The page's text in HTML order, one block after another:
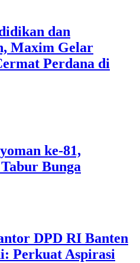
dan
Maxim Gelar
Perdana di
ke-81,
Bunga
DPD RI Banten
Perkuat Aspirasi